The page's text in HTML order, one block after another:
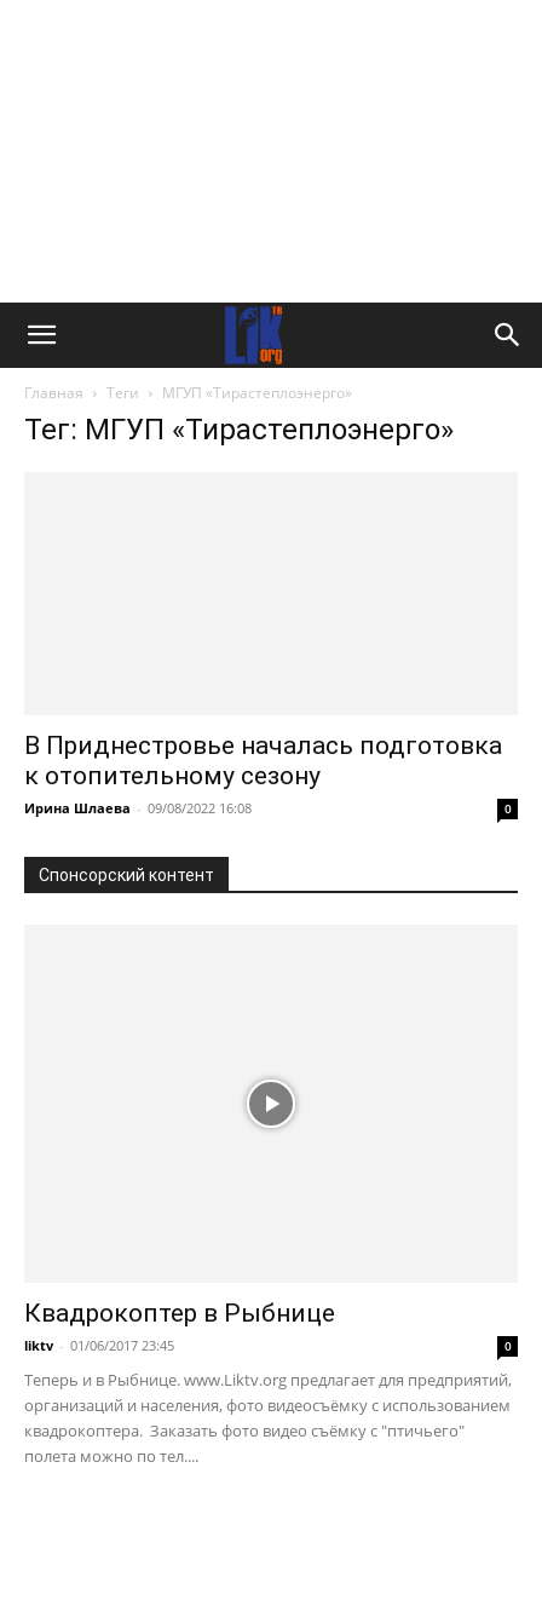
Главная Теги МГУП «Тирастеплоэнерго»
Тег: МГУП «Тирастеплоэнерго»
В Приднестровье началась подготовка
к отопительному сезону
Ирина Шлаева - 09/08/2022 16:08 0
Спонсорский контент
Квадрокоптер в Рыбнице
liktv - 01/06/2017 23:45 0
Теперь и в Рыбнице. www.Liktv.org предлагает для предприятий,
организаций и населения, фото видеосъёмку с использованием
квадрокоптера. Заказать фото видео съёмку с "птичьего"
полета можно по тел....